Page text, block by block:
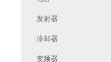
发射器
冷却器
变频器